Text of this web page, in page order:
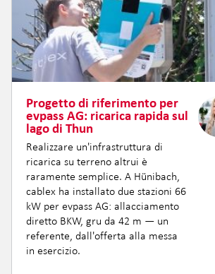
Progetto di riferimento per
evpass AG: ricarica rapida sul
lago di Thun
Realizzare un'infrastruttura di
ricarica su terreno altrui è
raramente semplice. A Hünibach,
cablex ha installato due stazioni 66
kW per evpass AG: allacciamento
diretto BKW, gru da 42 m — un
referente, dall'offerta alla messa
in esercizio.